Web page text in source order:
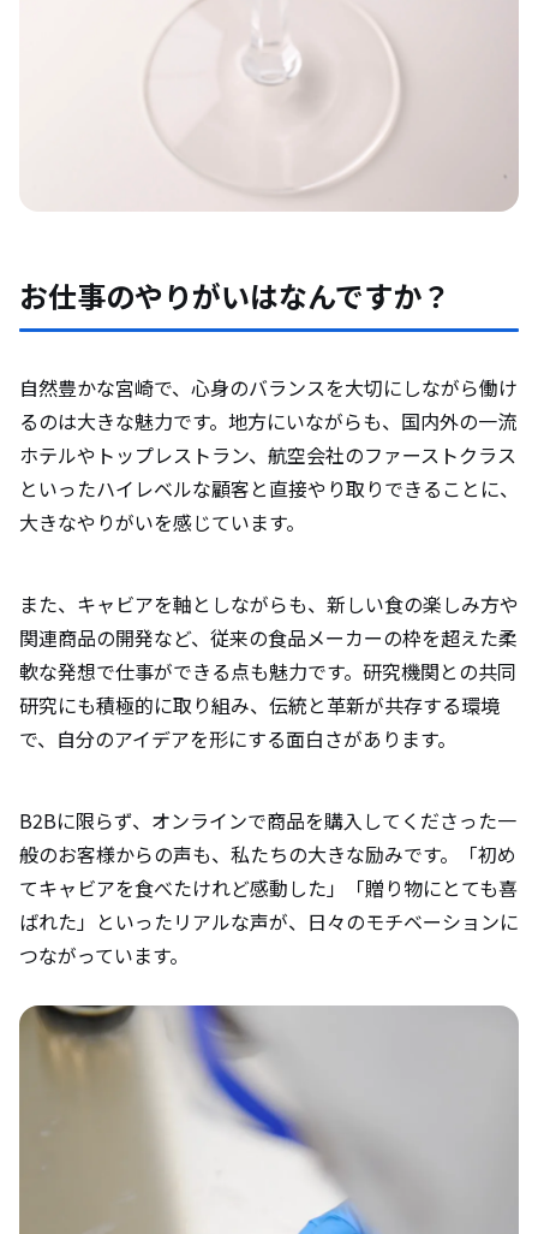
お仕事のやりがいはなんですか？
自然豊かな宮崎で、心身のバランスを大切にしながら働け
るのは大きな魅力です。地方にいながらも、国内外の一流
ホテルやトップレストラン、航空会社のファーストクラス
といったハイレベルな顧客と直接やり取りできることに、
大きなやりがいを感じています。
また、キャビアを軸としながらも、新しい食の楽しみ方や
関連商品の開発など、従来の食品メーカーの枠を超えた柔
軟な発想で仕事ができる点も魅力です。研究機関との共同
研究にも積極的に取り組み、伝統と革新が共存する環境
で、自分のアイデアを形にする面白さがあります。
B2Bに限らず、オンラインで商品を購入してくださった一
般のお客様からの声も、私たちの大きな励みです。「初め
てキャビアを食べたけれど感動した」「贈り物にとても喜
ばれた」といったリアルな声が、日々のモチベーションに
つながっています。